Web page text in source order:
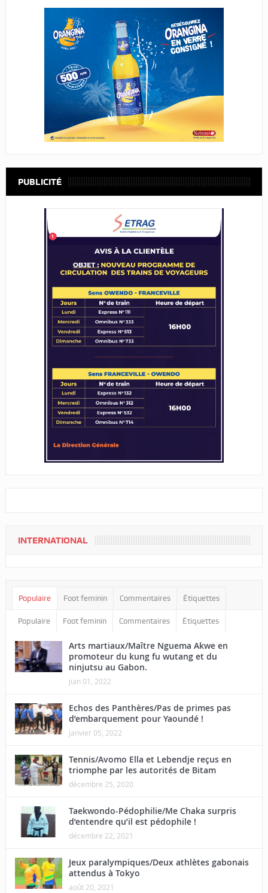
PUBLICITÉ
INTERNATIONAL
Populaire Foot feminin Commentaires Étiquettes
Populaire Foot feminin Commentaires Étiquettes
Arts martiaux/Maître Nguema Akwe en
promoteur du kung fu wutang et du
ninjutsu au Gabon.
juin 01, 2022
Echos des Panthères/Pas de primes pas
d’embarquement pour Yaoundé !
janvier 05, 2022
Tennis/Avomo Ella et Lebendje reçus en
triomphe par les autorités de Bitam
décembre 25, 2020
Taekwondo-Pédophilie/Me Chaka surpris
d’entendre qu’il est pédophile !
décembre 22, 2021
Jeux paralympiques/Deux athlètes gabonais
attendus à Tokyo
août 20, 2021